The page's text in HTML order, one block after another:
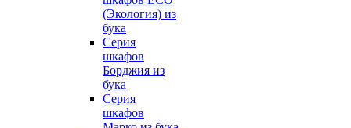
(Экология) из
бука
Серия
шкафов
Борджия из
бука
Серия
шкафов